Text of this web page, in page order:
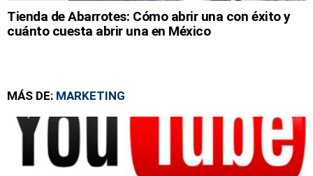
Tienda de Abarrotes: Cómo abrir una con éxito y
cuánto cuesta abrir una en México
MÁS DE: MARKETING